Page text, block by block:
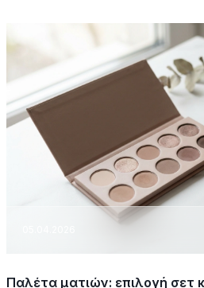
Παλέτα ματιών: επιλογή σετ